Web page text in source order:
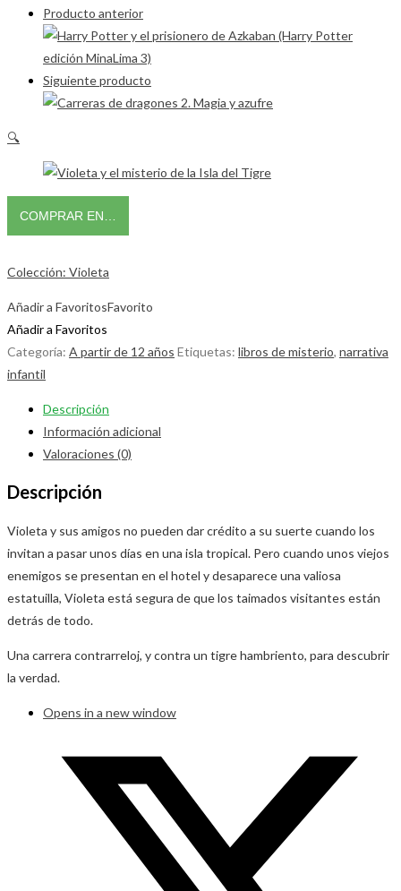
Producto anterior
Siguiente producto
🔍
COMPRAR EN…
Colección: Violeta
Añadir a FavoritosFavorito
Añadir a Favoritos
Categoría: A partir de 12 años Etiquetas: libros de misterio, narrativa
infantil
Descripción
Información adicional
Valoraciones (0)
Descripción
Violeta y sus amigos no pueden dar crédito a su suerte cuando los
invitan a pasar unos días en una isla tropical. Pero cuando unos viejos
enemigos se presentan en el hotel y desaparece una valiosa
estatuilla, Violeta está segura de que los taimados visitantes están
detrás de todo.
Una carrera contrarreloj, y contra un tigre hambriento, para descubrir
la verdad.
Opens in a new window